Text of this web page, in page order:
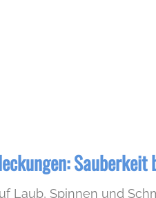
Sauberkeit
Laub, Spinnen und